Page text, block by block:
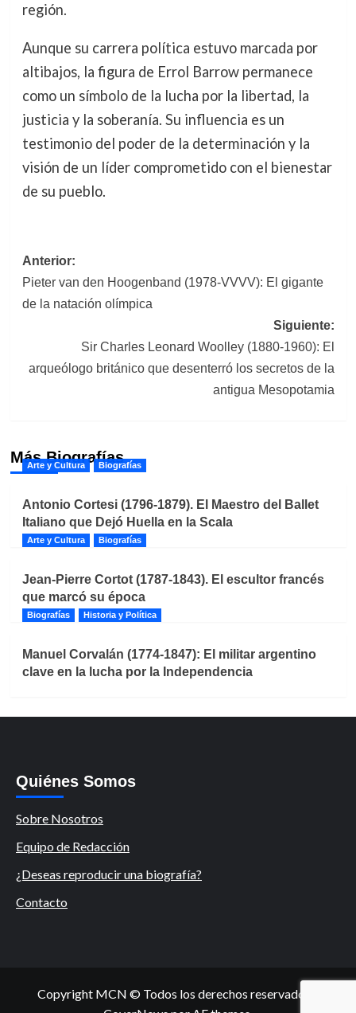
región.
Aunque su carrera política estuvo marcada por
altibajos, la figura de Errol Barrow permanece
como un símbolo de la lucha por la libertad, la
justicia y la soberanía. Su influencia es un
testimonio del poder de la determinación y la
visión de un líder comprometido con el bienestar
de su pueblo.
Navegación
de
Anterior:
Pieter van den Hoogenband (1978-VVVV): El gigante
de la natación olímpica
Siguiente:
Sir Charles Leonard Woolley (1880-1960): El
arqueólogo británico que desenterró los secretos de la
antigua Mesopotamia
Más Biografías
Arte y Cultura Biografías
Antonio Cortesi (1796-1879). El Maestro del Ballet
Italiano que Dejó Huella en la Scala
Arte y Cultura Biografías
Jean-Pierre Cortot (1787-1843). El escultor francés
que marcó su época
Biografías Historia y Política
Manuel Corvalán (1774-1847): El militar argentino
clave en la lucha por la Independencia
Quiénes Somos
Sobre Nosotros
Equipo de Redacción
¿Deseas reproducir una biografía?
Contacto
Copyright MCN © Todos los derechos reservados.